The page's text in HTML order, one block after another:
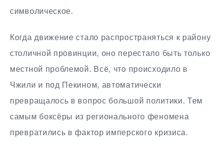
символическое.
Когда движение стало распространяться к району
столичной провинции, оно перестало быть только
местной проблемой. Всё, что происходило в
Чжили и под Пекином, автоматически
превращалось в вопрос большой политики. Тем
самым боксёры из регионального феномена
превратились в фактор имперского кризиса.